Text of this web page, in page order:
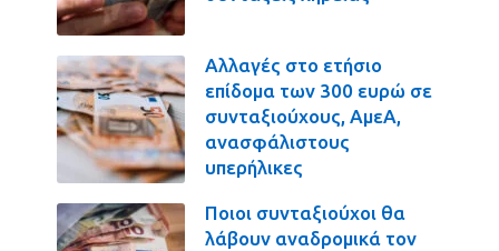
Αλλαγές στο ετήσιο
επίδομα των 300 ευρώ σε
συνταξιούχους, ΑμεΑ,
ανασφάλιστους
υπερήλικες
Ποιοι συνταξιούχοι θα
λάβουν αναδρομικά τον